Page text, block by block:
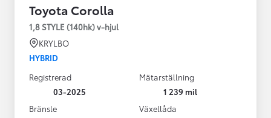
Toyota Corolla
1,8 STYLE (140hk) v-hjul
KRYLBO
HYBRID
Registrerad
03-2025
Mätarställning
1 239 mil
Bränsle
Växellåda